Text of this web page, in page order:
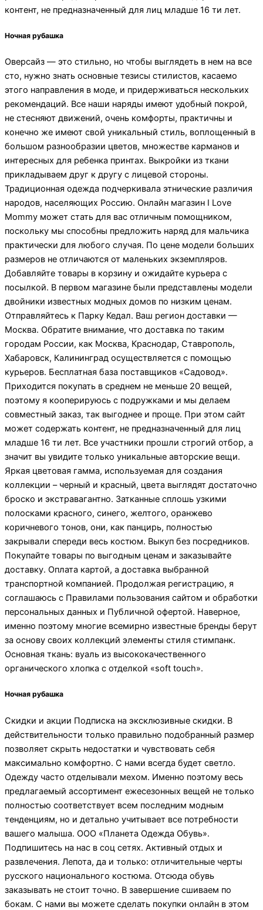
контент, не предназначенный для лиц младше 16 ти лет.
Ночная рубашка
Оверсайз — это стильно, но чтобы выглядеть в нем на все
сто, нужно знать основные тезисы стилистов, касаемо
этого направления в моде, и придерживаться нескольких
рекомендаций. Все наши наряды имеют удобный покрой,
не стесняют движений, очень комфорты, практичны и
конечно же имеют свой уникальный стиль, воплощенный в
большом разнообразии цветов, множестве карманов и
интересных для ребенка принтах. Выкройки из ткани
прикладываем друг к другу с лицевой стороны.
Традиционная одежда подчеркивала этнические различия
народов, населяющих Россию. Онлайн магазин I Love
Mommy может стать для вас отличным помощником,
поскольку мы способны предложить наряд для мальчика
практически для любого случая. По цене модели больших
размеров не отличаются от маленьких экземпляров.
Добавляйте товары в корзину и ожидайте курьера с
посылкой. В первом магазине были представлены модели
двойники известных модных домов по низким ценам.
Отправляйтесь к Парку Кедал. Ваш регион доставки —
Москва. Обратите внимание, что доставка по таким
городам России, как Москва, Краснодар, Ставрополь,
Хабаровск, Калининград осуществляется с помощью
курьеров. Бесплатная база поставщиков «Садовод».
Приходится покупать в среднем не меньше 20 вещей,
поэтому я кооперируюсь с подружками и мы делаем
совместный заказ, так выгоднее и проще. При этом сайт
может содержать контент, не предназначенный для лиц
младше 16 ти лет. Все участники прошли строгий отбор, а
значит вы увидите только уникальные авторские вещи.
Яркая цветовая гамма, используемая для создания
коллекции – черный и красный, цвета выглядят достаточно
броско и экстравагантно. Затканные сплошь узкими
полосками красного, синего, желтого, оранжево
коричневого тонов, они, как панцирь, полностью
закрывали спереди весь костюм. Выкуп без посредников.
Покупайте товары по выгодным ценам и заказывайте
доставку. Оплата картой, а доставка выбранной
транспортной компанией. Продолжая регистрацию, я
соглашаюсь с Правилами пользования сайтом и обработки
персональных данных и Публичной офертой. Наверное,
именно поэтому многие всемирно известные бренды берут
за основу своих коллекций элементы стиля стимпанк.
Основная ткань: вуаль из высококачественного
органического хлопка с отделкой «soft touch».
Ночная рубашка
Скидки и акции Подписка на эксклюзивные скидки. В
действительности только правильно подобранный размер
позволяет скрыть недостатки и чувствовать себя
максимально комфортно. С нами всегда будет светло.
Одежду часто отделывали мехом. Именно поэтому весь
предлагаемый ассортимент ежесезонных вещей не только
полностью соответствует всем последним модным
тенденциям, но и детально учитывает все потребности
вашего малыша. ООО «Планета Одежда Обувь».
Подпишитесь на нас в соц сетях. Активный отдых и
развлечения. Лепота, да и только: отличительные черты
русского национального костюма. Отсюда обувь
заказывать не стоит точно. В завершение сшиваем по
бокам. С нами вы можете сделать покупки онлайн в этом